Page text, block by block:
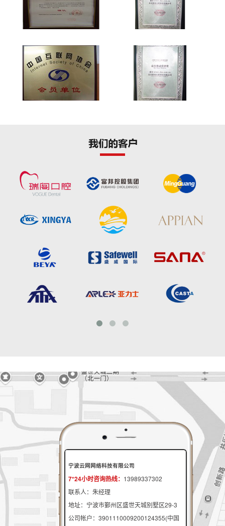
宁波云网网络科技有限公司
7*24小时咨询热线： 13989337302
联系人：朱经理
地址：宁波市鄞州区盛世天城别墅区29-3
公司帐户：3901110009200124355(中国